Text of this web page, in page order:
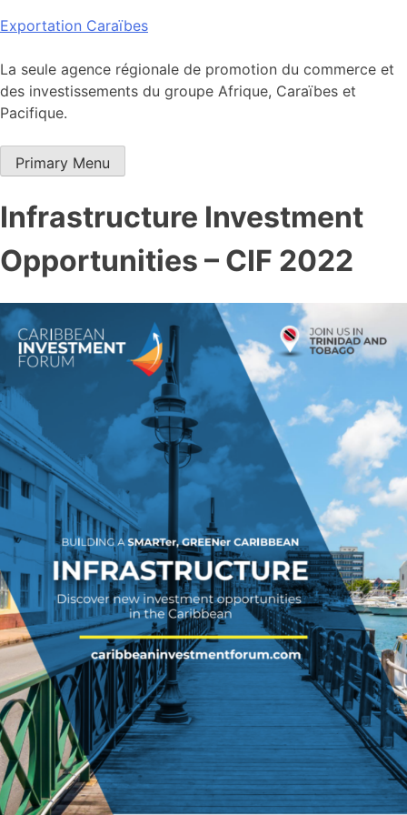
Skip
content
Exportation Caraïbes
La seule agence régionale de promotion du commerce et
des investissements du groupe Afrique, Caraïbes et
Pacifique.
Primary Menu
Infrastructure Investment
Opportunities – CIF 2022